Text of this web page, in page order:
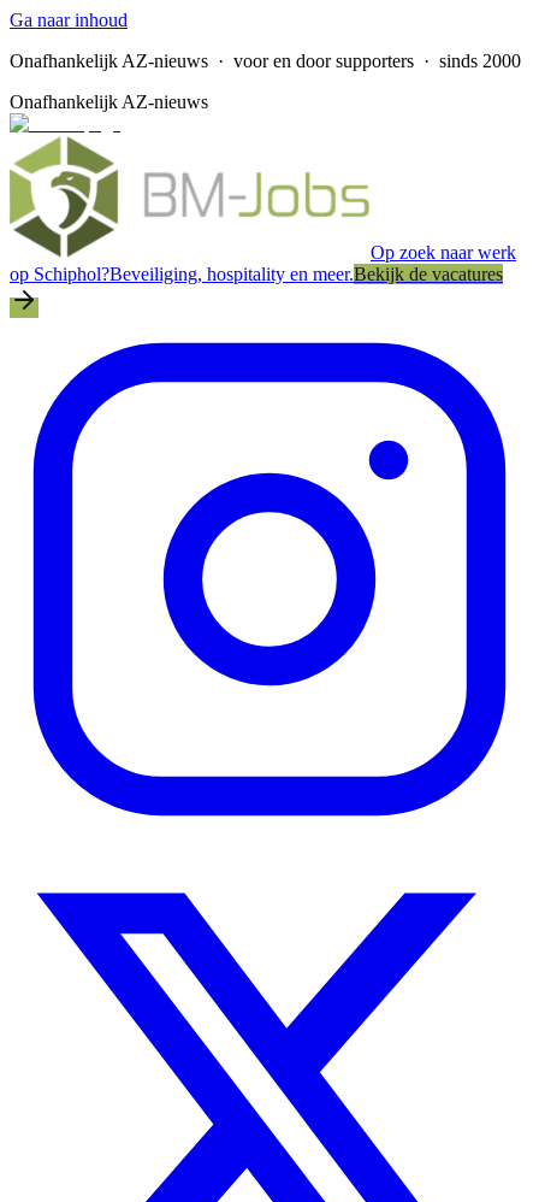
Ga naar inhoud
Onafhankelijk AZ-nieuws · voor en door supporters · sinds 2000
Onafhankelijk AZ-nieuws
Op zoek naar werk
op Schiphol?Beveiliging, hospitality en meer.Bekijk de vacatures